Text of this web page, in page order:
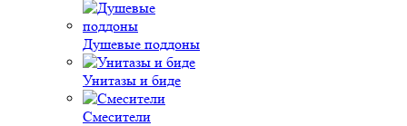
Душевые поддоны
Унитазы и биде
Смесители